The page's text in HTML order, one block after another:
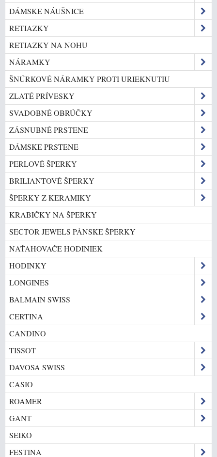
DÁMSKE NÁUŠNICE
RETIAZKY
RETIAZKY NA NOHU
NÁRAMKY
ŠNÚRKOVÉ NÁRAMKY PROTI URIEKNUTIU
ZLATÉ PRÍVESKY
SVADOBNÉ OBRÚČKY
ZÁSNUBNÉ PRSTENE
DÁMSKE PRSTENE
PERLOVÉ ŠPERKY
BRILIANTOVÉ ŠPERKY
ŠPERKY Z KERAMIKY
KRABIČKY NA ŠPERKY
SECTOR JEWELS PÁNSKE ŠPERKY
NAŤAHOVAČE HODINIEK
HODINKY
LONGINES
BALMAIN SWISS
CERTINA
CANDINO
TISSOT
DAVOSA SWISS
CASIO
ROAMER
GANT
SEIKO
FESTINA